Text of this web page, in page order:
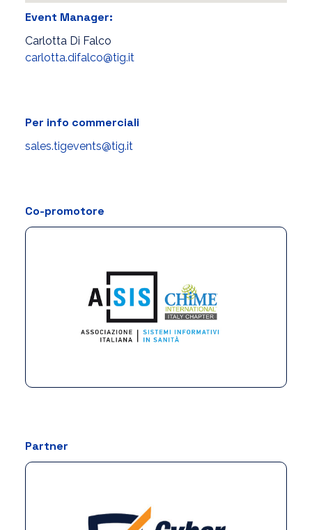
Event Manager:
Carlotta Di Falco
carlotta.difalco@tig.it
Per info commerciali
sales.tigevents@tig.it
Co-promotore
Partner